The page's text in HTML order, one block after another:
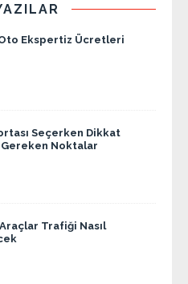
Oto Ekspertiz Ücretleri
Seçerken Dikkat
Noktalar
Trafiği Nasıl